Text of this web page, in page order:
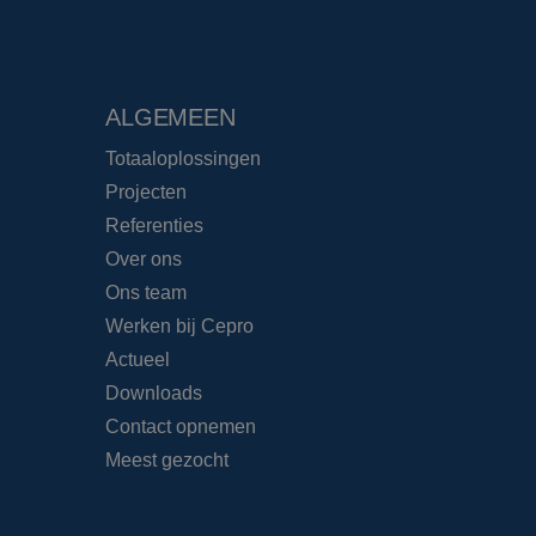
ALGEMEEN
Totaaloplossingen
Projecten
Referenties
Over ons
Ons team
Werken bij Cepro
Actueel
Downloads
Contact opnemen
Meest gezocht